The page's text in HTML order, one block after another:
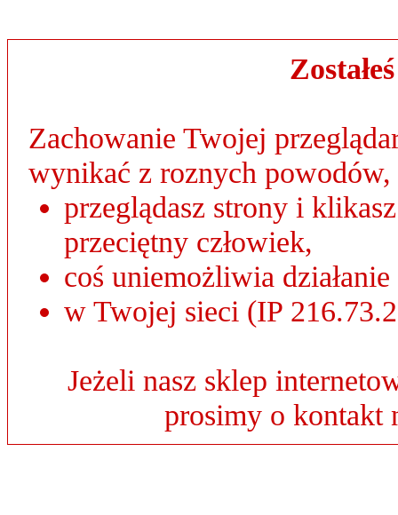
Zachowanie Twojej
wynikać z roznych
przeglądasz strony i
przeciętny człowiek,
coś uniemożliwia
w Twojej sieci (IP
Jeżeli nasz sklep
prosimy o kontakt